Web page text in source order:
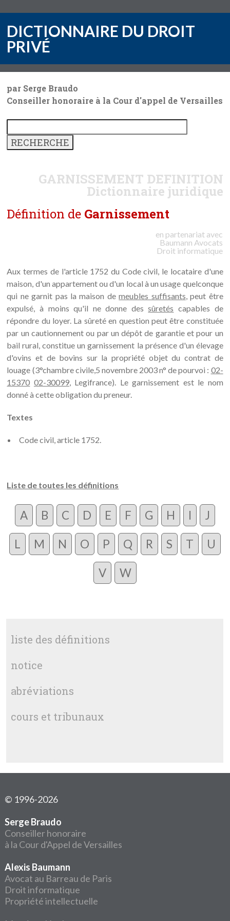
DICTIONNAIRE DU DROIT
PRIVÉ
par Serge Braudo
Conseiller honoraire à la Cour d'appel de Versailles
GARNISSEMENT DEFINITION
Dictionnaire juridique
Définition de Garnissement
en partenariat avec
Baumann Avocats
Droit informatique
Aux termes de l'article 1752 du Code civil, le locataire d'une
maison, d'un appartement ou d'un local à un usage quelconque
qui ne garnit pas la maison demeubles suffisants, peut être
expulsé, à moins qu'il ne donne dessûretés capables de
répondre du loyer. La sûreté en question peut être constituée
par un cautionnement ou par un dépôt de garantie et pour un
bail rural, constitue un garnissement la présence d'un élevage
d'ovins et de bovins sur la propriété objet du contrat de
louage (3°chambre civile,5 novembre 2003 n° de pourvoi : 02-
15370 02-30099, Legifrance). Le garnissement est le nom
donné à cette obligation du preneur.
Textes
Code civil, article 1752.
Liste de toutes les définitions
A B C D E F G H I J
L M N O P Q R S T U
V W
liste des définitions
notice
abréviations
cours et tribunaux
© 1996-2026
Serge Braudo
Conseiller honoraire
à la Cour d'Appel de Versailles
Alexis Baumann
Avocat au Barreau de Paris
Droit informatique
Propriété intellectuelle